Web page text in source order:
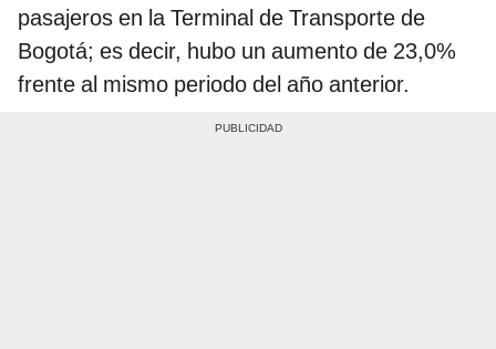
pasajeros en la Terminal de Transporte de
Bogotá; es decir, hubo un aumento de 23,0%
frente al mismo periodo del año anterior.